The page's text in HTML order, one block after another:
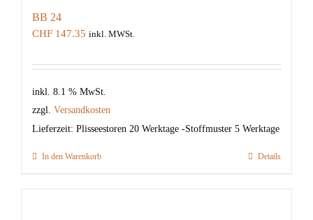
BB 24
CHF 147.35 inkl. MWSt.
inkl. 8.1 % MwSt.
zzgl. Versandkosten
Lieferzeit: Plisseestoren 20 Werktage -Stoffmuster 5 Werktage
In den Warenkorb Details